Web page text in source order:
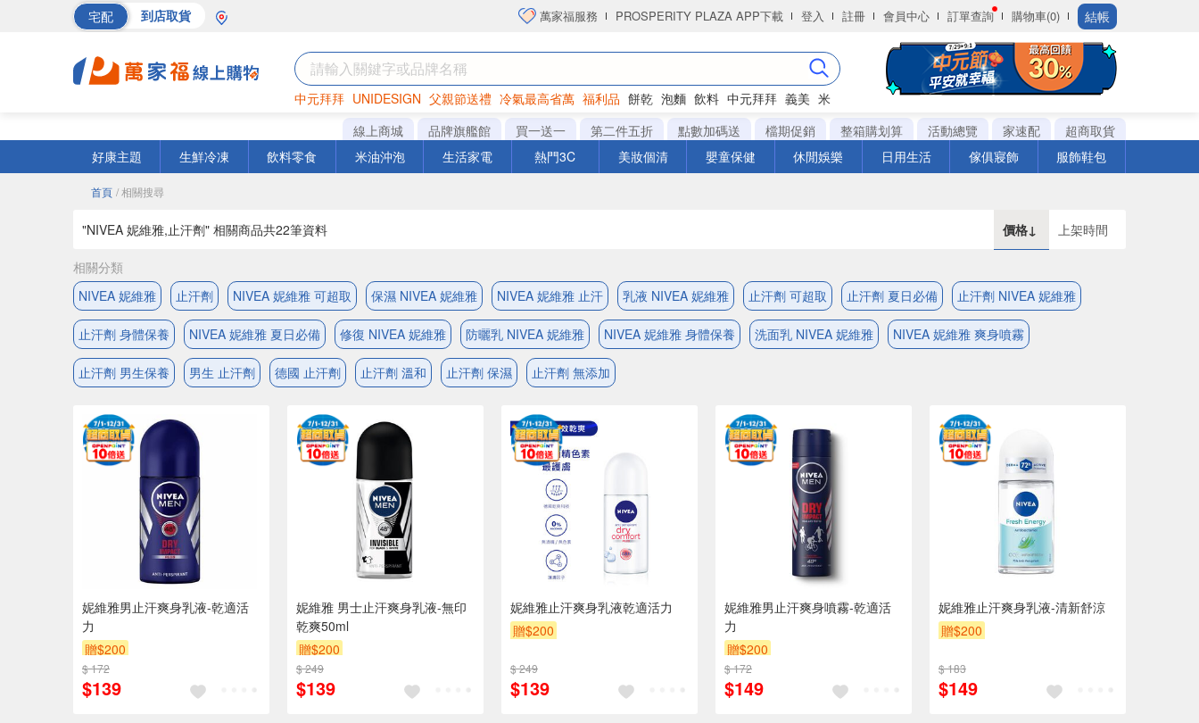
宅配 到店取貨 萬家福服務 PROSPERITY PLAZA APP下載 登入 註冊 會員中心 訂單查詢 購物車(0) 結帳
中元拜拜 UNIDESIGN 父親節送禮 冷氣最高省萬 福利品 餅乾 泡麵 飲料 中元拜拜 義美 米
罐頭 海苔 洋芋片
線上商城 品牌旗艦館 買一送一 第二件五折 點數加碼送 檔期促銷 整箱購划算 活動總覽 家速配
超商取貨
好康主題
生鮮冷凍 飲料零食 米油沖泡 生活家電 熱門3C 美妝個清 嬰童保健 休閒娛樂 日用生活 傢俱寢飾 服飾鞋包
首頁 / 相關搜尋
"NIVEA 妮維雅,止汗劑" 相關商品共22筆資料 價格↓ 上架時間
相關分類
NIVEA 妮維雅
止汗劑 NIVEA 妮維雅 可超取 保濕 NIVEA 妮維雅 NIVEA 妮維雅 止汗 乳液 NIVEA 妮維雅 止汗劑 可超取 止汗劑 夏日必備 止汗劑 NIVEA 妮維雅
止汗劑 身體保養 NIVEA 妮維雅 夏日必備 修復 NIVEA 妮維雅 防曬乳 NIVEA 妮維雅 NIVEA 妮維雅 身體保養 洗面乳 NIVEA 妮維雅 NIVEA 妮維雅 爽身噴霧
止汗劑 男生保養 男生 止汗劑 德國 止汗劑 止汗劑 溫和 止汗劑 保濕 止汗劑 無添加
妮維雅男止汗爽身乳液-乾適活
力
贈$200
$ 172
$139
妮維雅 男士止汗爽身乳液-無印
乾爽50ml
贈$200
$ 249
$139
妮維雅止汗爽身乳液乾適活力
贈$200
$ 249
$139
妮維雅男止汗爽身噴霧-乾適活
力
贈$200
$ 172
$149
妮維雅止汗爽身乳液-清新舒涼
贈$200
$ 183
$149